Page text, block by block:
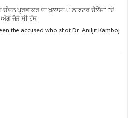
ਪ੍ਰਭਾਕਰ ਦਾ ਖੁਲਾਸਾ ! ”ਲਾਫਟਰ ਚੈਲੇਂਜ” ”ਚੋਂ
ਜੋੜੇ ਸੀ ਹੱਥ
the accused who shot Dr. Aniljit Kamboj